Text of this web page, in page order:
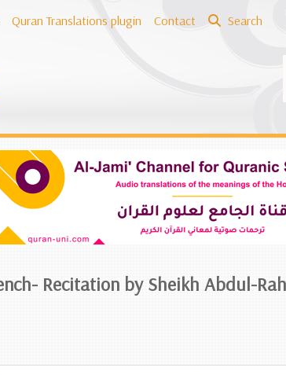
Quran Translations plugin Contact Search
Recitation by Sheikh Abdul-